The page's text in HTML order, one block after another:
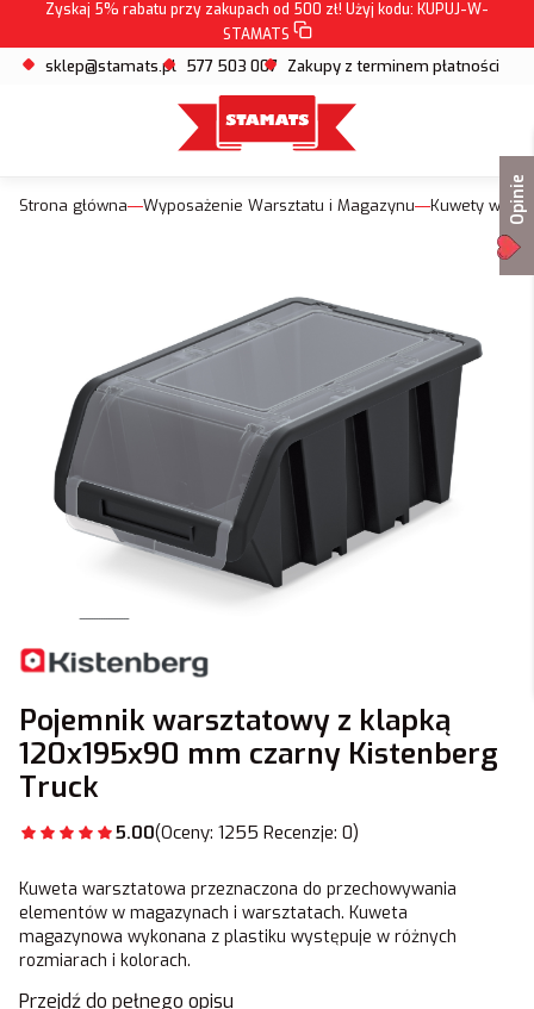
Zyskaj 5% rabatu przy zakupach od 500 zł! Użyj kodu: KUPUJ-W-
STAMATS
sklep@stamats.pl 577 503 007 Zakupy z terminem płatności
Strona główna Wyposażenie Warsztatu i Magazynu Kuwety
Pojemnik warsztatowy z klapką
120x195x90 mm czarny Kistenberg
Truck
5.00(Oceny: 1255 Recenzje: 0)
Kuweta warsztatowa przeznaczona do przechowywania
elementów w magazynach i warsztatach. Kuweta
magazynowa wykonana z plastiku występuje w różnych
rozmiarach i kolorach.
Przejdź do pełnego opisu
Opinie